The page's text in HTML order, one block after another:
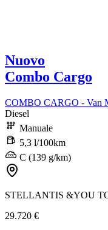
Nuovo
Combo Cargo
COMBO CARGO - Van
Diesel
Manuale
5,3 l/100km
C (139 g/km)
STELLANTIS &YOU
29.720 €